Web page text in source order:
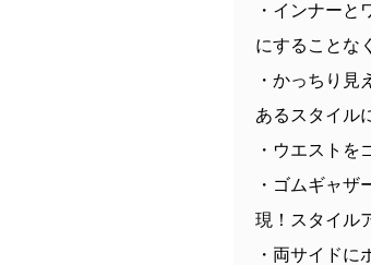
・インナー
にすることな
・かっちり
あるスタイル
・ウエストを
・ゴムギャ
現！スタイル
・両サイドに